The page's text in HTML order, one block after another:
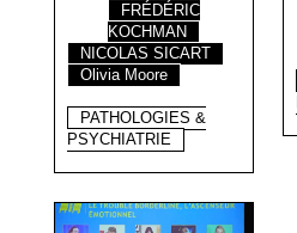
FRÉDÉRIC
KOCHMAN
NICOLAS SICART
Olivia Moore
PATHOLOGIES &
PSYCHIATRIE